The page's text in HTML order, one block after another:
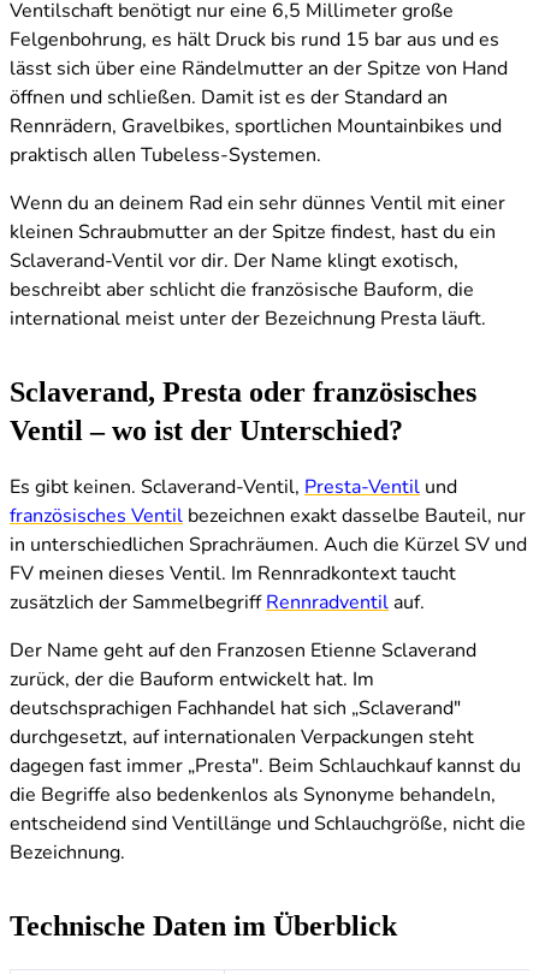
Ventilschaft benötigt nur eine 6,5 Millimeter große
Felgenbohrung, es hält Druck bis rund 15 bar aus und es
lässt sich über eine Rändelmutter an der Spitze von Hand
öffnen und schließen. Damit ist es der Standard an
Rennrädern, Gravelbikes, sportlichen Mountainbikes und
praktisch allen Tubeless-Systemen.
Wenn du an deinem Rad ein sehr dünnes Ventil mit einer
kleinen Schraubmutter an der Spitze findest, hast du ein
Sclaverand-Ventil vor dir. Der Name klingt exotisch,
beschreibt aber schlicht die französische Bauform, die
international meist unter der Bezeichnung Presta läuft.
Sclaverand, Presta oder französisches
Ventil – wo ist der Unterschied?
Es gibt keinen. Sclaverand-Ventil, Presta-Ventil und
französisches Ventil bezeichnen exakt dasselbe Bauteil, nur
in unterschiedlichen Sprachräumen. Auch die Kürzel SV und
FV meinen dieses Ventil. Im Rennradkontext taucht
zusätzlich der Sammelbegriff Rennradventil auf.
Der Name geht auf den Franzosen Etienne Sclaverand
zurück, der die Bauform entwickelt hat. Im
deutschsprachigen Fachhandel hat sich „Sclaverand"
durchgesetzt, auf internationalen Verpackungen steht
dagegen fast immer „Presta". Beim Schlauchkauf kannst du
die Begriffe also bedenkenlos als Synonyme behandeln,
entscheidend sind Ventillänge und Schlauchgröße, nicht die
Bezeichnung.
Technische Daten im Überblick